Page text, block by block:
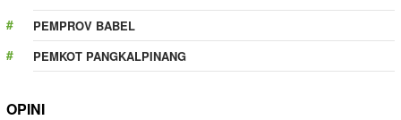
PEMPROV BABEL
PEMKOT PANGKALPINANG
OPINI